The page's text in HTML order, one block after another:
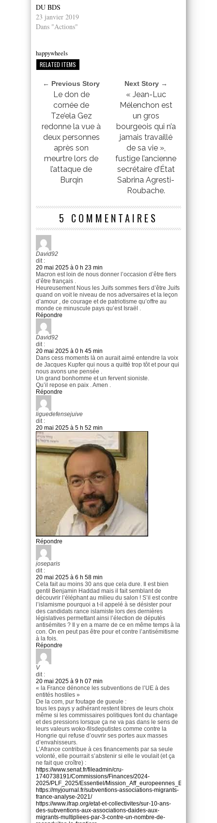
DU BDS
23 janvier 2019
Dans "Actions"
happywheels
RELATED ITEMS
← Previous Story
Le don de
cornée de
Tze’ela Gez
redonne la vue à
deux personnes
après son
meurtre lors de
l’attaque de
Burqin
Next Story →
« Jean-Luc
Mélenchon est
un gros
bourgeois qui n’a
jamais travaillé
de sa vie »,
fustige l’ancienne
secrétaire d’État
Sabrina Agresti-
Roubache.
5 COMMENTAIRES
David92
dit :
20 mai 2025 à 0 h 23 min
Macron est loin de nous donner l’occasion d’être fiers
d’être français .
Heureusement Nous les Juifs sommes fiers d’être Juifs
quand on voit le niveau de nos adversaires et la leçon
d’amour , de courage et de patriotisme qu’offre au
monde ce minuscule pays qu’est Israël .
Répondre
David92
dit :
20 mai 2025 à 0 h 45 min
Dans cess moments là on aurait aimé entendre la voix
de Jacques Kupfer qui nous a quitté trop tôt et pour qui
nous avons une pensée .
Un grand bonhomme et un fervent sioniste.
Qu’il repose en paix . Amen .
Répondre
liguedefensejuive
dit :
20 mai 2025 à 5 h 52 min
Répondre
joseparis
dit :
20 mai 2025 à 6 h 58 min
Cela fait au moins 30 ans que cela dure. Il est bien
gentil Benjamin Haddad mais il fait semblant de
découvrir l’éléphant au milieu du salon ! S’il est contre
l’islamisme pourquoi a t-il appelé à se désister pour
des candidats rance islamiste lors des dernières
législatives permettant ainsi l’élection de députés
antisémites ? Il y en a marre de ce en même temps à la
con. On en peut pas être pour et contre l’antisémitisme
à la fois.
Répondre
V
dit :
20 mai 2025 à 9 h 07 min
« la France dénonce les subventions de l’UE à des
entités hostiles »
De la com, pur foutage de gueule :
tous les pays y adhérant restent libres de leurs choix
même si les commissaires politiques font du chantage
et des pressions lorsque ça ne va pas dans le sens de
leurs valeurs woko-filsdeputistes comme contre la
Hongrie qui refuse d’ouvrir ses portes aux masses
d’envahisseurs.
L’Afrance contribue à ces financements par sa seule
volonté, elle pourrait s’abstenir si elle le voulait (et ça
ne fait que croître) :
https://www.senat.fr/fileadmin/cru-
1740738191/Commissions/Finances/2024-
2025/PLF_2025/Essentiel/
https://myjournal.fr/subventions-associations-migrants-
france-analyse-2021/
https://www.ifrap.org/etat-et-collectivites/sur-10-ans-
des-subventions-aux-associations-daides-aux-
migrants-multipliees-par-3-contre-un-nombre-de-